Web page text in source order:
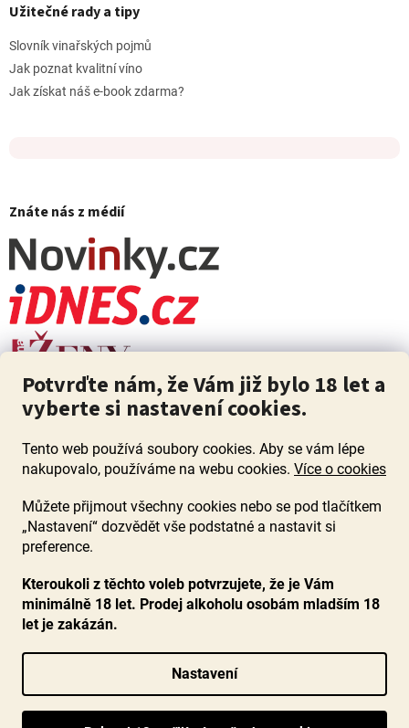
Potvrďte nám, že Vám již bylo 18 let a
vyberte si nastavení cookies.
Tento web používá soubory cookies. Aby se vám lépe
nakupovalo, používáme na webu cookies. Více o cookies
Můžete přijmout všechny cookies nebo se pod tlačítkem
„Nastavení“ dozvědět vše podstatné a nastavit si
preference.
Kteroukoli z těchto voleb potvrzujete, že je Vám
minimálně 18 let. Prodej alkoholu osobám mladším 18
let je zakázán.
Nastavení
Užitečné rady a tipy
Slovník vinařských pojmů
Jak poznat kvalitní víno
Jak získat náš e-book zdarma?
Znáte nás z médií
ZÁKAZ PRODEJE ALKOHOLU OSOBÁM MLADŠÍM 18 LET. Pijte s
mírou i když pijete s Mírou.
Copyright 2026www.ocenenavina.cz. Všechna práva vyhrazena.